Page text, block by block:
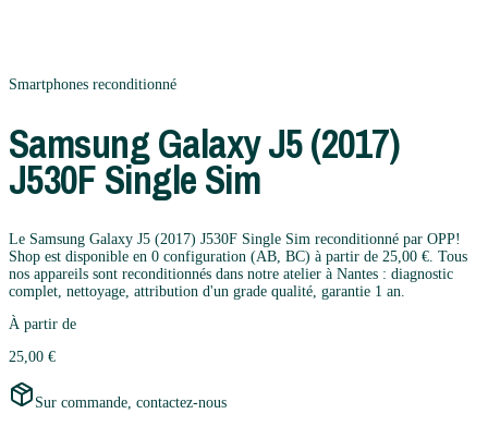
Smartphones reconditionné
SamsungGalaxy J5 (2017)
J530F Single Sim
Le Samsung Galaxy J5 (2017) J530F Single Sim reconditionné par OPP!
Shop est disponible en 0 configuration (AB, BC) à partir de 25,00 €. Tous
nos appareils sont reconditionnés dans notre atelier à Nantes : diagnostic
complet, nettoyage, attribution d'un grade qualité, garantie 1 an.
À partir de
25,00 €
Sur commande, contactez-nous